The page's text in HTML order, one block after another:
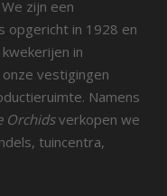
zijn een
opgericht in 1928 en
in
onze vestigingen
Namens
Orchidsverkopen we
tuincentra,